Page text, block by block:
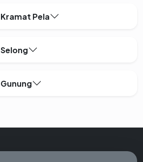
Pela